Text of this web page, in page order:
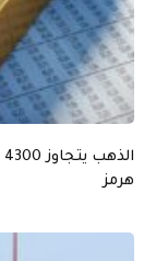
هرمز